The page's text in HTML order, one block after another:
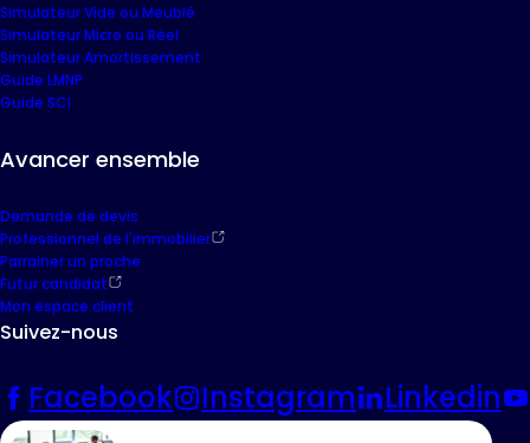
Simulateur Vide ou Meublé
Simulateur Micro ou Réel
Simulateur Amortissement
Guide LMNP
Guide SCI
Avancer ensemble
Demande de devis
Professionnel de l'immobilier
Parrainer un proche
Futur candidat
Mon espace client
Suivez-nous
Facebook Instagram Linkedin